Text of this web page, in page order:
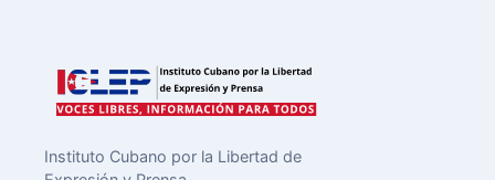
Instituto Cubano por la Libertad de